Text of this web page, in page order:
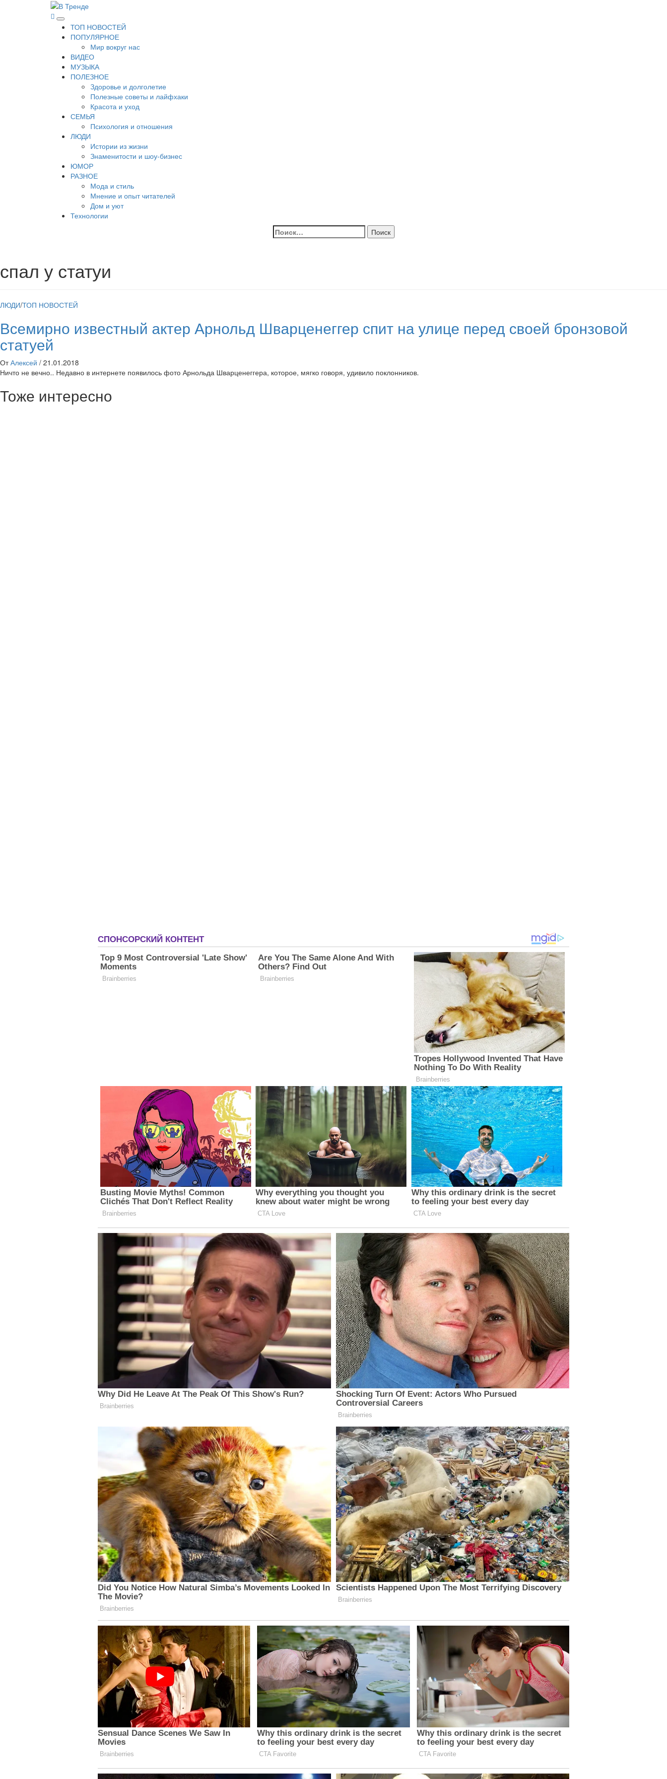
В Тренде
Самые свежие новости интернета
Основное
меню
ТОП НОВОСТЕЙ
ПОПУЛЯРНОЕ
Мир вокруг нас
ВИДЕО
МУЗЫКА
ПОЛЕЗНОЕ
Здоровье и долголетие
Полезные советы и лайфхаки
Красота и уход
СЕМЬЯ
Психология и отношения
ЛЮДИ
Истории из жизни
Знаменитости и шоу-бизнес
ЮМОР
РАЗНОЕ
Мода и стиль
Мнение и опыт читателей
Дом и уют
Технологии
Найти:
спал у статуи
ЛЮДИ/ТОП НОВОСТЕЙ
Всемирно известный актер Арнольд Шварценеггер спит на улице перед своей бронзовой
статуей
От Алексей / 21.01.2018
Ничто не вечно.. Недавно в интернете появилось фото Арнольда Шварценеггера, которое, мягко говоря, удивило поклонников.
Тоже интересно